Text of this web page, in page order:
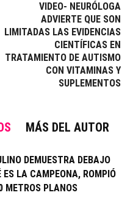
VIDEO- NEURÓLOGA
ADVIERTE QUE SON
LIMITADAS LAS EVIDENCIAS
CIENTÍFICAS EN
TRATAMIENTO DE AUTISMO
CON VITAMINAS Y
SUPLEMENTOS
MÁS DEL AUTOR
DEMUESTRA DEBAJO
ES LA CAMPEONA, ROMPIÓ
METROS PLANOS